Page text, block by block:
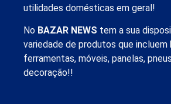
utilidades domésticas em geral!
No BAZAR NEWS tem a sua
variedade de produtos que incluem
ferramentas, móveis, panelas,
decoração!!